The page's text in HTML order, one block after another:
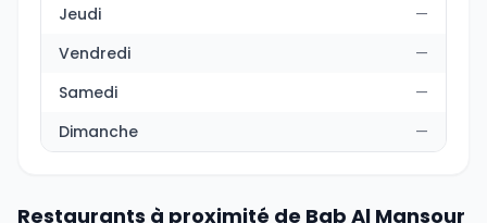
Jeudi
—
Vendredi
—
Samedi
—
Dimanche
—
Restaurants à proximité de Bab Al Mansour